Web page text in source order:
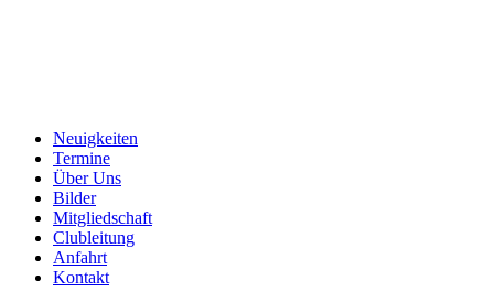
Menu
Skip
content
Neuigkeiten
Termine
Über Uns
Bilder
Mitgliedschaft
Clubleitung
Anfahrt
Kontakt